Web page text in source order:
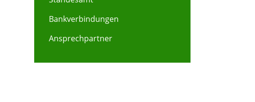
Bankverbindungen
Ansprechpartner